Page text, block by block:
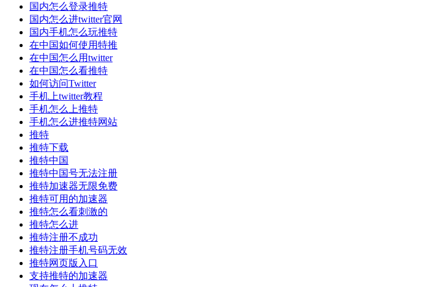
国内怎么登录推特
国内怎么进twitter官网
国内手机怎么玩推特
在中国如何使用特推
在中国怎么用twitter
在中国怎么看推特
如何访问Twitter
手机上twitter教程
手机怎么上推特
手机怎么进推特网站
推特
推特下载
推特中国
推特中国号无法注册
推特加速器无限免费
推特可用的加速器
推特怎么看刺激的
推特怎么进
推特注册不成功
推特注册手机号码无效
推特网页版入口
支持推特的加速器